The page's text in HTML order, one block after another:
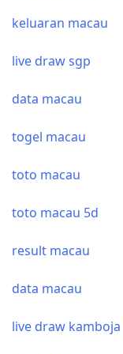
keluaran macau
live draw sgp
data macau
togel macau
toto macau
toto macau 5d
result macau
data macau
live draw kamboja